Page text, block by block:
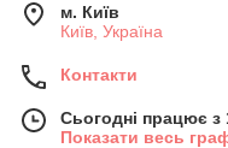
м. Київ
Київ, Україна
Контакти
Сьогодні працює з
Показати весь